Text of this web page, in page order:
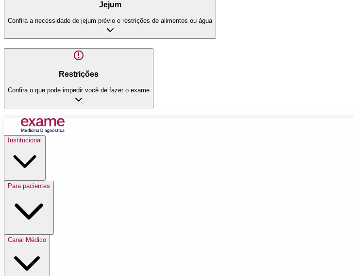
Jejum
Confira a necessidade de jejum prévio e restrições de alimentos ou água
Restrições
Confira o que pode impedir você de fazer o exame
Institucional
Para pacientes
Canal Médico